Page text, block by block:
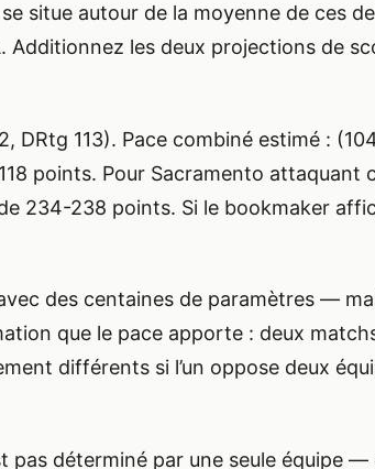
situe autour de la moyenne de ces
Additionnez les deux projections de
DRtg 113). Pace combiné estimé :
points. Pour Sacramento attaquant
234-238 points. Si le bookmaker
des centaines de paramètres —
que le pace apporte : deux
différents si l’un oppose deux
pas déterminé par une seule équipe —